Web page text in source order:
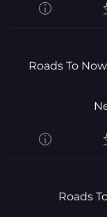
Roads To
Roads